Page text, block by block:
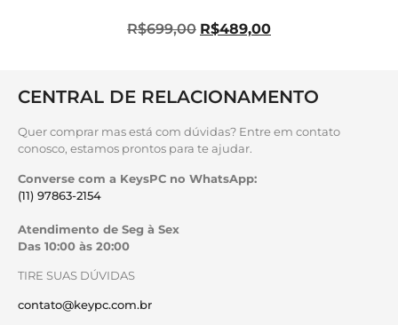
R$699,00 R$489,00
CENTRAL DE RELACIONAMENTO
Quer comprar mas está com dúvidas? Entre em contato
conosco, estamos prontos para te ajudar.
Converse com a KeysPC no WhatsApp:
(11) 97863-2154
Atendimento de Seg à Sex
Das 10:00 às 20:00
TIRE SUAS DÚVIDAS
contato@keypc.com.br